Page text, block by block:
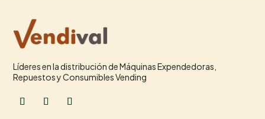
Líderes en la distribución de Máquinas Expendedoras,
Repuestos y Consumibles Vending